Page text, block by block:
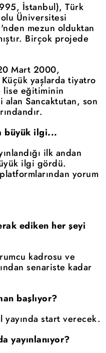
İstanbul), Türk
Üniversitesi
mezun olduktan
Birçok projede
Mart 2000,
yaşlarda tiyatro
lise eğitiminin
Sancaktutan, son
büyük ilgi...
ilk andan
ilgi gördü.
yorum
ediken her şeyi
kadrosu ve
senariste kadar
başlıyor?
yayında start verecek.
yayınlanıyor?